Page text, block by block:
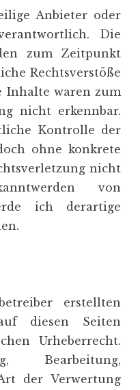
Anbieter oder
Die
zum Zeitpunkt
Rechtsverstöße
Inhalte waren zum
nicht erkennbar.
Kontrolle der
ohne konkrete
nicht
von
ich derartige
erstellten
diesen Seiten
Urheberrecht.
Bearbeitung,
der Verwertung